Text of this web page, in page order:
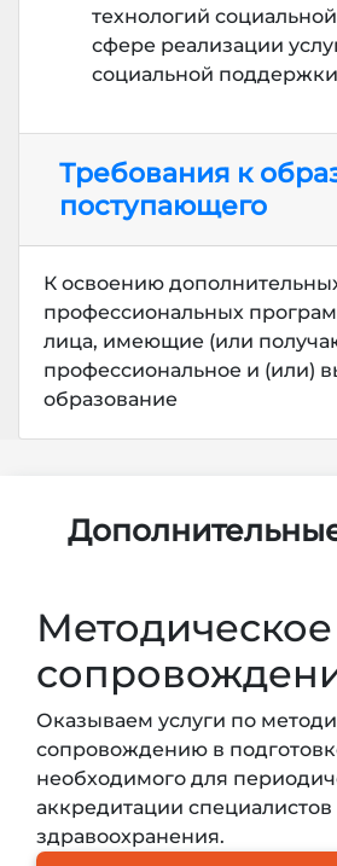
технологий
сфере реализации
социальной
Требования к
поступающего
К освоению
профессиональных
лица, имеющие (или
профессиональное и (или)
образование
Методическое
Оказываем услуги по
сопровождению в
необходимого для
аккредитации специалистов
здравоохранения.